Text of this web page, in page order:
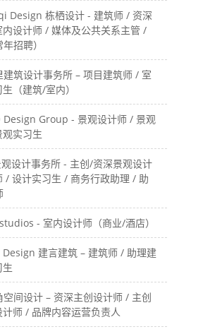
Design 栋栖设计 - 建筑师 / 资深
设计师 / 媒体及公共关系主管 /
招聘）
建筑设计事务所 – 项目建筑师 / 室
（建筑/室内）
Design Group - 景观设计师 / 景观
实习生
观设计事务所 - 主创/资深景观设计
/ 设计实习生 / 商务行政助理 / 助
- 室内设计师（商业/酒店）
Design 建言建筑 – 建筑师 / 助理建
空间设计 – 资深主创设计师 / 主创
师 / 品牌内容运营负责人